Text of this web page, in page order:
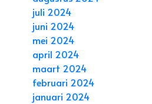
juli 2024
juni 2024
mei 2024
april 2024
maart 2024
februari 2024
januari 2024